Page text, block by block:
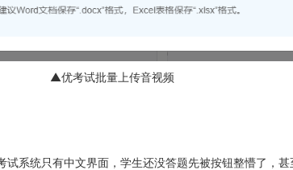
▲优考试批量上传音视频
系统只有中文界面，学生还没答题先被按钮整懵了，